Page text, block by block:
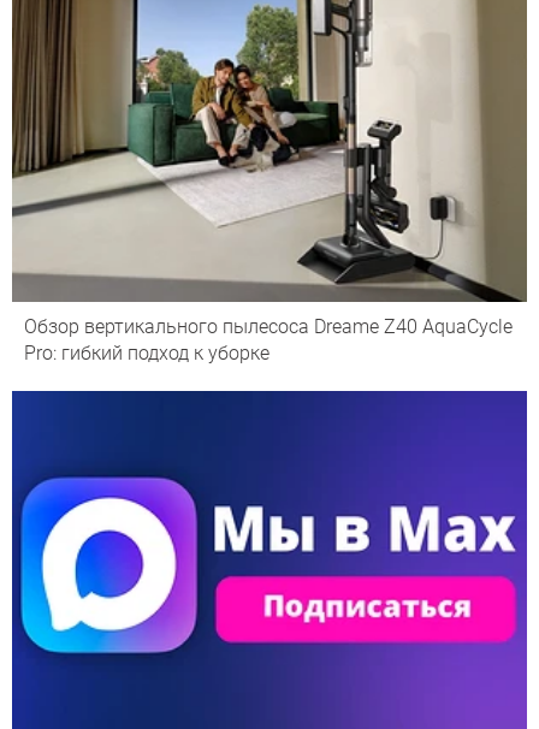
Обзор вертикального пылесоса Dreame Z40 AquaCycle
Pro: гибкий подход к уборке